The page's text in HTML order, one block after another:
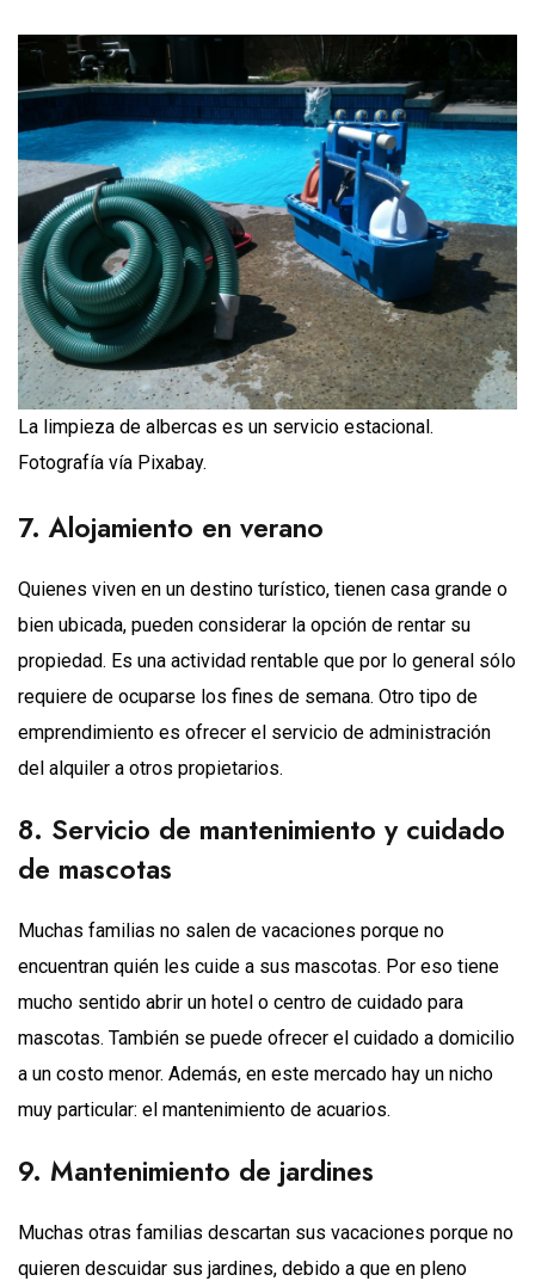
La limpieza de albercas es un servicio estacional.
Fotografía vía Pixabay.
7. Alojamiento en verano
Quienes viven en un destino turístico, tienen casa grande o
bien ubicada, pueden considerar la opción de rentar su
propiedad. Es una actividad rentable que por lo general sólo
requiere de ocuparse los fines de semana. Otro tipo de
emprendimiento es ofrecer el servicio de administración
del alquiler a otros propietarios.
8. Servicio de mantenimiento y cuidado
de mascotas
Muchas familias no salen de vacaciones porque no
encuentran quién les cuide a sus mascotas. Por eso tiene
mucho sentido abrir un hotel o centro de cuidado para
mascotas. También se puede ofrecer el cuidado a domicilio
a un costo menor. Además, en este mercado hay un nicho
muy particular: el mantenimiento de acuarios.
9. Mantenimiento de jardines
Muchas otras familias descartan sus vacaciones porque no
quieren descuidar sus jardines, debido a que en pleno